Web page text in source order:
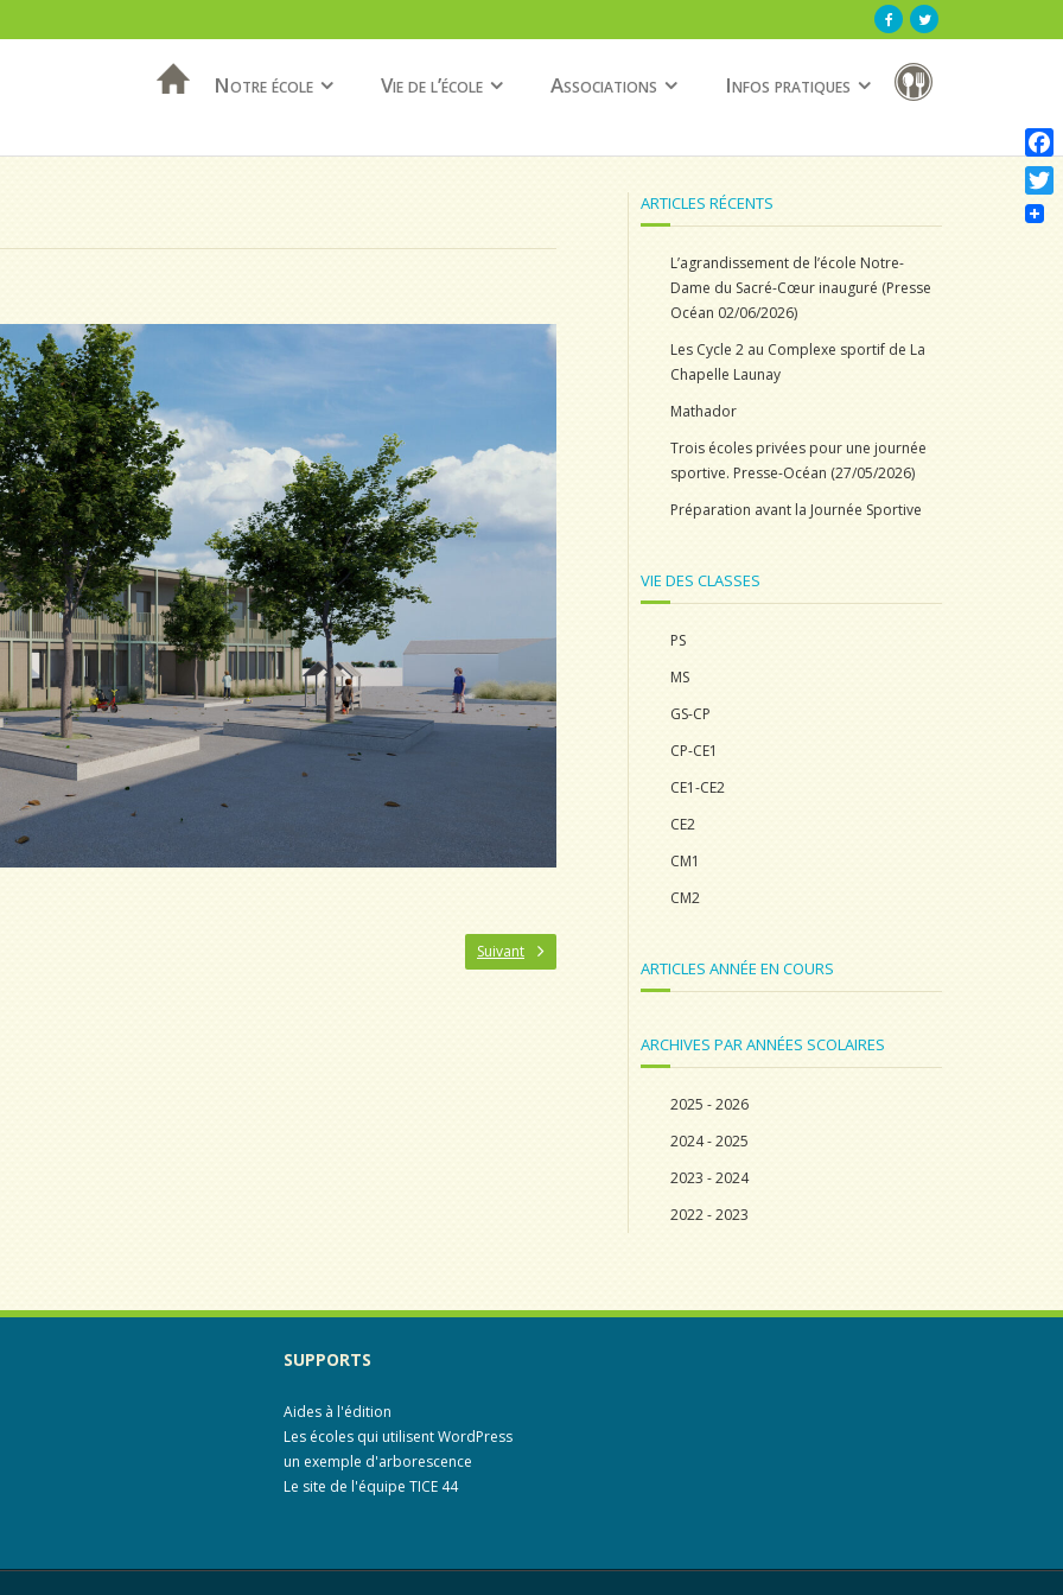
Notre école Vie de l’école Associations Infos pratiques
Suivant
ARTICLES RÉCENTS
L’agrandissement de l’école Notre-
Dame du Sacré-Cœur inauguré (Presse
Océan 02/06/2026)
Les Cycle 2 au Complexe sportif de La
Chapelle Launay
Mathador
Trois écoles privées pour une journée
sportive. Presse-Océan (27/05/2026)
Préparation avant la Journée Sportive
VIE DES CLASSES
PS
MS
GS-CP
CP-CE1
CE1-CE2
CE2
CM1
CM2
ARTICLES ANNÉE EN COURS
ARCHIVES PAR ANNÉES SCOLAIRES
2025 - 2026
2024 - 2025
2023 - 2024
2022 - 2023
SUPPORTS
Aides à l'édition
Les écoles qui utilisent WordPress
un exemple d'arborescence
Le site de l'équipe TICE 44
F
a
c
T